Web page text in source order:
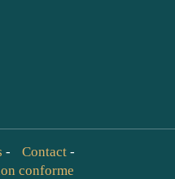
- Contact-
conforme